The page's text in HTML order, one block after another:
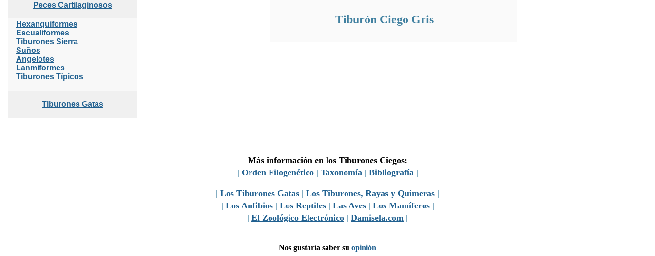
Peces Cartilaginosos
Hexanquiformes
Escualiformes
Tiburones Sierra
Suños
Angelotes
Lanmiformes
Tiburones Típicos
Tiburones Gatas
Tiburón Ciego Gris
Más información en los Tiburones Ciegos:
| Orden Filogenético| Taxonomía| Bibliografía|
| Los Tiburones Gatas | Los Tiburones, Rayas y Quimeras |
| Los Anfibios| Los Reptiles| Las Aves| Los Mamíferos|
| El Zoológico Electrónico | Damisela.com |
Nos gustaría saber su opinión